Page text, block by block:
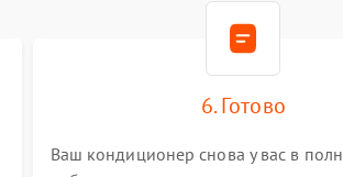
6. Готово
Ваш кондиционер снова у вас в